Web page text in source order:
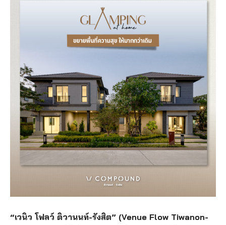
“เวนิว โฟลว์ ติวานนท์-รังสิต” (Venue Flow Tiwanon-